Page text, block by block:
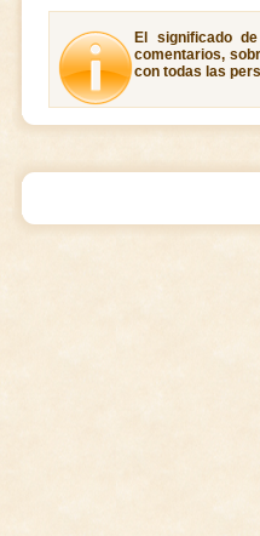
El significado
comentarios,
con todas las